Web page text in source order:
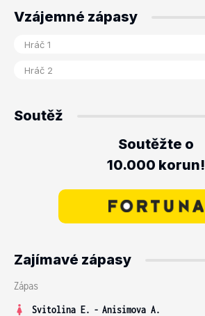
Vzájemné zápasy
Soutěž
Soutěžte o
10.000 korun!
Zajímavé zápasy
Zápas
Svitolina E. - Anisimova A.